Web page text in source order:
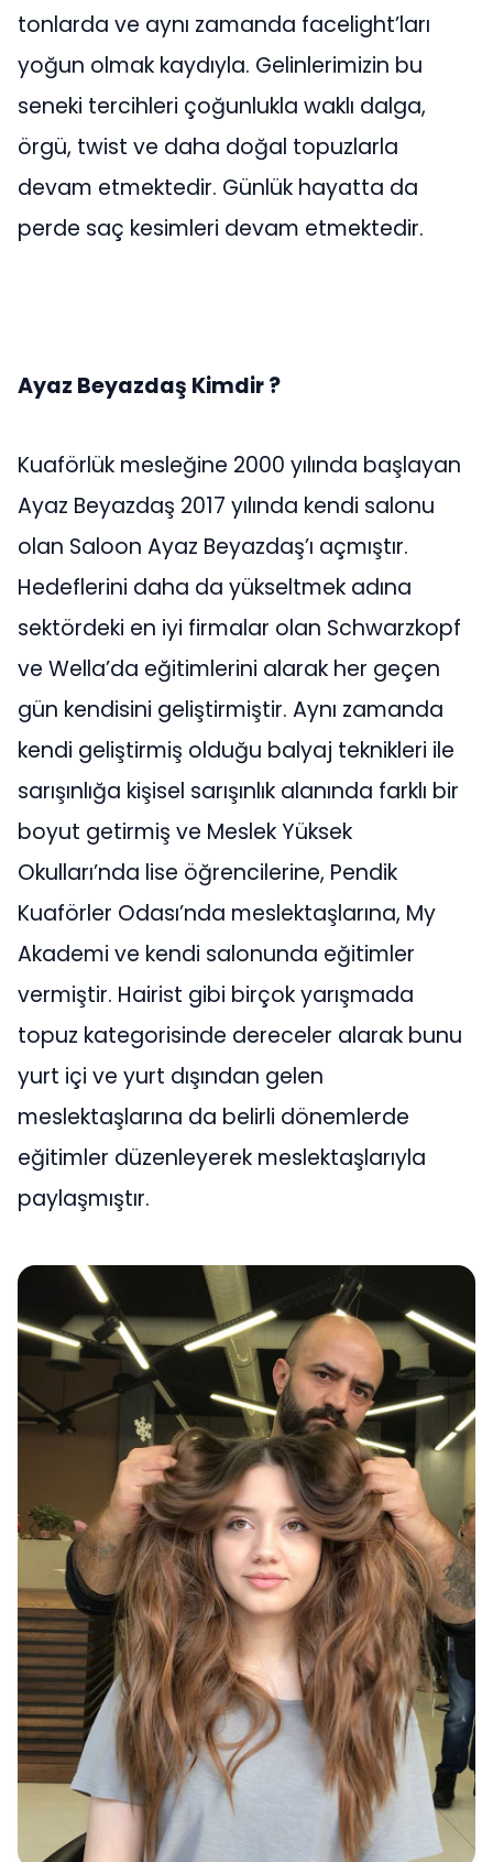
tonlarda ve aynı zamanda facelight’ları
yoğun olmak kaydıyla. Gelinlerimizin bu
seneki tercihleri çoğunlukla waklı dalga,
örgü, twist ve daha doğal topuzlarla
devam etmektedir. Günlük hayatta da
perde saç kesimleri devam etmektedir.
Ayaz Beyazdaş Kimdir ?
Kuaförlük mesleğine 2000 yılında başlayan
Ayaz Beyazdaş 2017 yılında kendi salonu
olan Saloon Ayaz Beyazdaş’ı açmıştır.
Hedeflerini daha da yükseltmek adına
sektördeki en iyi firmalar olan Schwarzkopf
ve Wella’da eğitimlerini alarak her geçen
gün kendisini geliştirmiştir. Aynı zamanda
kendi geliştirmiş olduğu balyaj teknikleri ile
sarışınlığa kişisel sarışınlık alanında farklı bir
boyut getirmiş ve Meslek Yüksek
Okulları’nda lise öğrencilerine, Pendik
Kuaförler Odası’nda meslektaşlarına, My
Akademi ve kendi salonunda eğitimler
vermiştir. Hairist gibi birçok yarışmada
topuz kategorisinde dereceler alarak bunu
yurt içi ve yurt dışından gelen
meslektaşlarına da belirli dönemlerde
eğitimler düzenleyerek meslektaşlarıyla
paylaşmıştır.